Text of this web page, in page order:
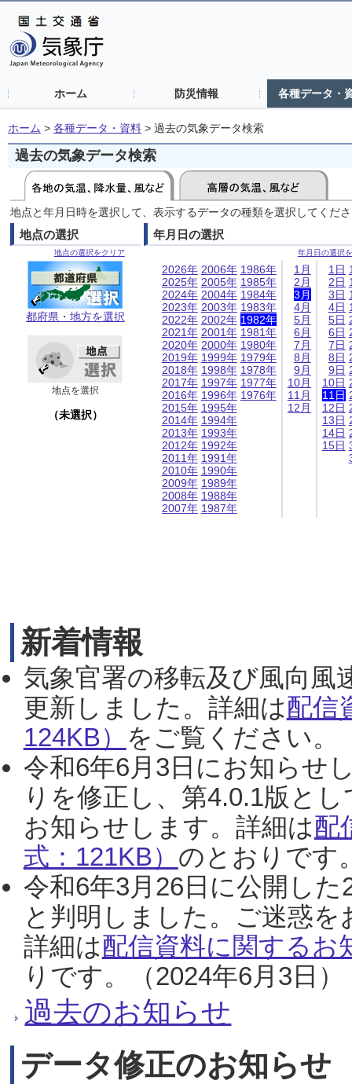
ホーム 防災情報 各種データ・
ホーム > 各種データ・資料 > 過去の気象データ検索
過去の気象データ検索
地点と年月日時を選択して、表示するデータの種類を選択してくだ
地点の選択
地点の選択をクリア
都府県・地方を選択
地点を選択
（未選択）
年月日の選択
年月日の選択
2026年
2025年
2024年
2023年
2022年
2021年
2020年
2019年
2018年
2017年
2016年
2015年
2014年
2013年
2012年
2011年
2010年
2009年
2008年
2007年
2006年
2005年
2004年
2003年
2002年
2001年
2000年
1999年
1998年
1997年
1996年
1995年
1994年
1993年
1992年
1991年
1990年
1989年
1988年
1987年
1986年
1985年
1984年
1983年
1982年
1981年
1980年
1979年
1978年
1977年
1976年
1月
2月
3月
4月
5月
6月
7月
8月
9月
10月
11月
12月
1日
2日
3日
4日
5日
6日
7日
8日
9日
10日
11日
12日
13日
14日
15日
新着情報
気象官署の移転及び風向風
更新しました。詳細は配信
124KB） をご覧ください。
令和6年6月3日にお知らせ
りを修正し、第4.0.1版と
お知らせします。詳細は配
式：121KB） のとおりです
令和6年3月26日に公開し
と判明しました。ご迷惑
詳細は配信資料に関するお
りです。（2024年6月3日）
過去のお知らせ
データ修正のお知らせ